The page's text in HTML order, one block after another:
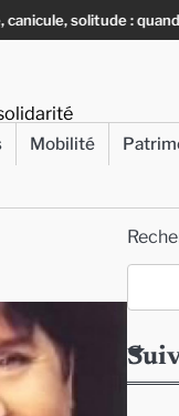
: quand le lien
Mobilité